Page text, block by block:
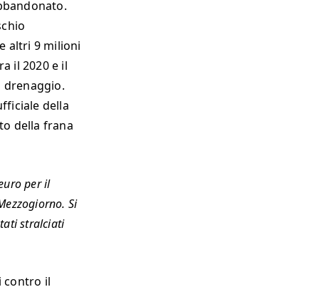
altri 9 milioni
il 2020 e il
drenaggio.
della
della frana
per il
Si
stralciati
contro il